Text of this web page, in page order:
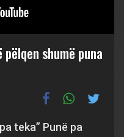
shumë puna
teka” Punë pa